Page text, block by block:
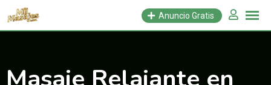
Saltar
Anuncio Gratis